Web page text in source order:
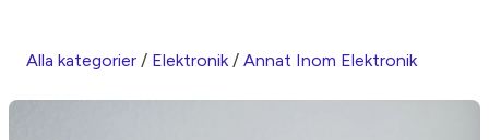
Alla kategorier / Elektronik/ Annat Inom Elektronik